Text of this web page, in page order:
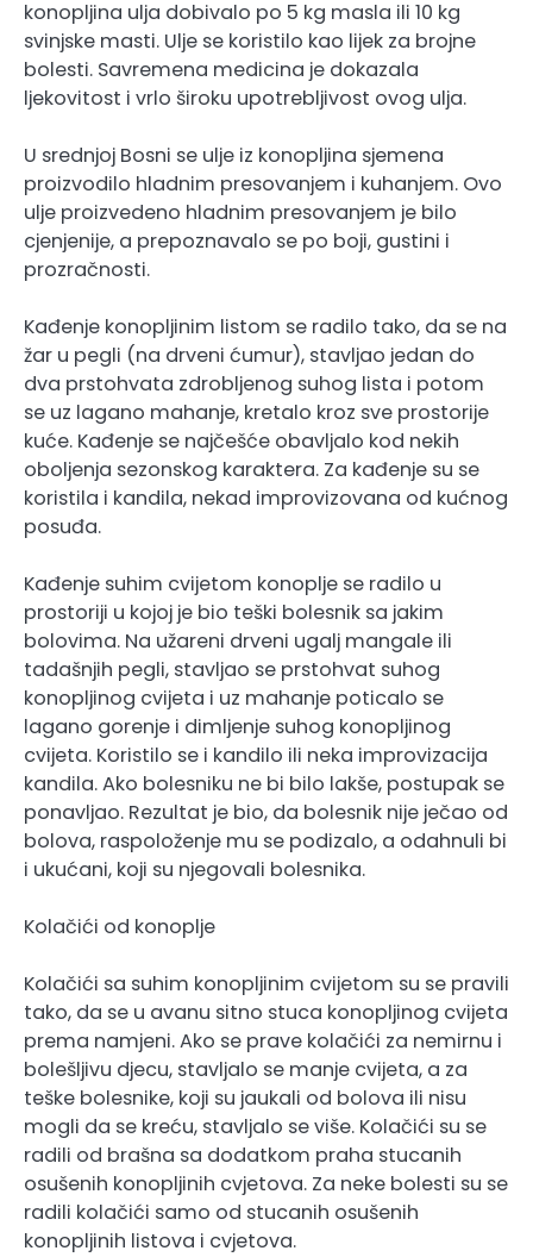
konopljina ulja dobivalo po 5 kg masla ili 10 kg
svinjske masti. Ulje se koristilo kao lijek za brojne
bolesti. Savremena medicina je dokazala
ljekovitost i vrlo široku upotrebljivost ovog ulja.
U srednjoj Bosni se ulje iz konopljina sjemena
proizvodilo hladnim presovanjem i kuhanjem. Ovo
ulje proizvedeno hladnim presovanjem je bilo
cjenjenije, a prepoznavalo se po boji, gustini i
prozračnosti.
Kađenje konopljinim listom se radilo tako, da se na
žar u pegli (na drveni ćumur), stavljao jedan do
dva prstohvata zdrobljenog suhog lista i potom
se uz lagano mahanje, kretalo kroz sve prostorije
kuće. Kađenje se najčešće obavljalo kod nekih
oboljenja sezonskog karaktera. Za kađenje su se
koristila i kandila, nekad improvizovana od kućnog
posuđa.
Kađenje suhim cvijetom konoplje se radilo u
prostoriji u kojoj je bio teški bolesnik sa jakim
bolovima. Na užareni drveni ugalj mangale ili
tadašnjih pegli, stavljao se prstohvat suhog
konopljinog cvijeta i uz mahanje poticalo se
lagano gorenje i dimljenje suhog konopljinog
cvijeta. Koristilo se i kandilo ili neka improvizacija
kandila. Ako bolesniku ne bi bilo lakše, postupak se
ponavljao. Rezultat je bio, da bolesnik nije ječao od
bolova, raspoloženje mu se podizalo, a odahnuli bi
i ukućani, koji su njegovali bolesnika.
Kolačići od konoplje
Kolačići sa suhim konopljinim cvijetom su se pravili
tako, da se u avanu sitno stuca konopljinog cvijeta
prema namjeni. Ako se prave kolačići za nemirnu i
bolešljivu djecu, stavljalo se manje cvijeta, a za
teške bolesnike, koji su jaukali od bolova ili nisu
mogli da se kreću, stavljalo se više. Kolačići su se
radili od brašna sa dodatkom praha stucanih
osušenih konopljinih cvjetova. Za neke bolesti su se
radili kolačići samo od stucanih osušenih
konopljinih listova i cvjetova.